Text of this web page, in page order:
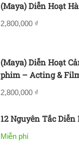
(Maya) Diễn Hoạt
2,800,000 ₫
(Maya) Diễn Hoạt
phim – Acting &
2,800,000 ₫
12 Nguyên Tắc Diễn
Miễn phí